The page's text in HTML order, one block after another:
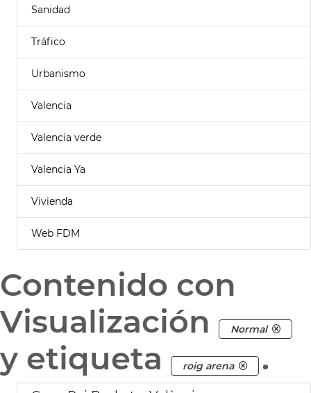
Sanidad
Tráfico
Urbanismo
Valencia
Valencia verde
Valencia Ya
Vivienda
Web FDM
Contenido con
Visualización
Normal
y etiqueta roig arena .